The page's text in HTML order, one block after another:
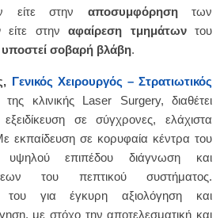
είτε στην αποσυμφόρησητων
είτε στην αφαίρεση τμημάτωντου
υποστεί σοβαρή βλάβη.
Γενικός Χειρουργός – Στρατιωτικός
της κλινικής Laser Surgery, διαθέτει
σε σύγχρονες, ελάχιστα
εκπαίδευση σε κορυφαία κέντρα του
υψηλού επιπέδου διάγνωση και
του πεπτικού συστήματος.
του για έγκυρη αξιολόγηση και
με στόχο την αποτελεσματική και